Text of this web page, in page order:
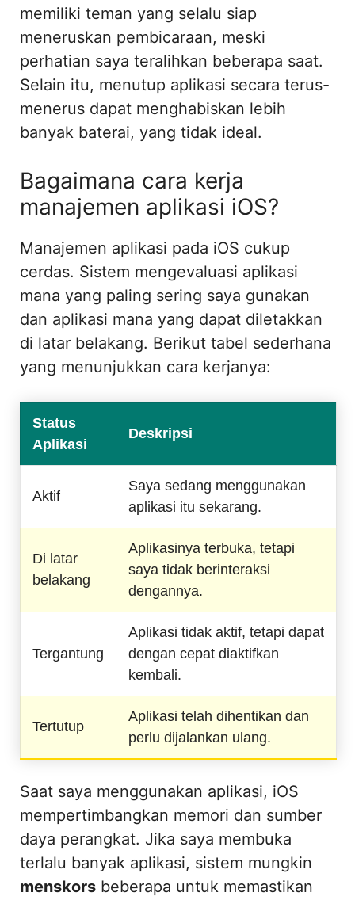
memiliki teman yang selalu siap
meneruskan pembicaraan, meski
perhatian saya teralihkan beberapa saat.
Selain itu, menutup aplikasi secara terus-
menerus dapat menghabiskan lebih
banyak baterai, yang tidak ideal.
Bagaimana cara kerja
manajemen aplikasi iOS?
Manajemen aplikasi pada iOS cukup
cerdas. Sistem mengevaluasi aplikasi
mana yang paling sering saya gunakan
dan aplikasi mana yang dapat diletakkan
di latar belakang. Berikut tabel sederhana
yang menunjukkan cara kerjanya:
Status
Aplikasi
Deskripsi
Aktif
Saya sedang menggunakan
aplikasi itu sekarang.
Di latar
belakang
Aplikasinya terbuka, tetapi
saya tidak berinteraksi
dengannya.
Tergantung
Aplikasi tidak aktif, tetapi dapat
dengan cepat diaktifkan
kembali.
Tertutup
Aplikasi telah dihentikan dan
perlu dijalankan ulang.
Saat saya menggunakan aplikasi, iOS
mempertimbangkan memori dan sumber
daya perangkat. Jika saya membuka
terlalu banyak aplikasi, sistem mungkin
menskors beberapa untuk memastikan